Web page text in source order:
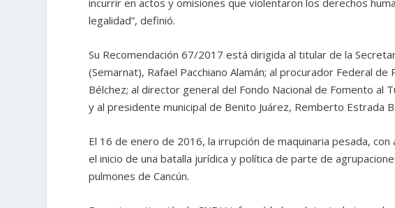
legalidad”, definió.
Su Recomendación 67/2017 está dirigida al titular de la
(Semarnat), Rafael Pacchiano Alamán; al procurador Federal
Bélchez; al director general del Fondo Nacional de Fomento al
y al presidente municipal de Benito Juárez, Remberto Estrada
El 16 de enero de 2016, la irrupción de maquinaria pesada,
el inicio de una batalla jurídica y política de parte de
pulmones de Cancún.